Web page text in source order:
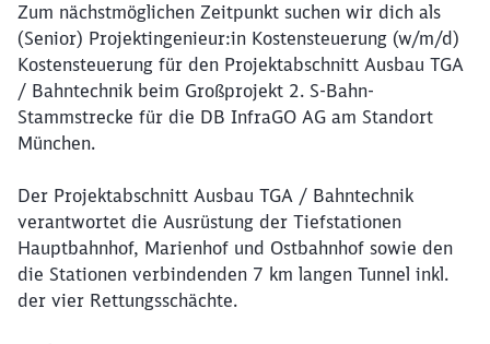
Zum nächstmöglichen Zeitpunkt suchen wir dich als
(Senior) Projektingenieur:in Kostensteuerung (w/m/d)
Kostensteuerung für den Projektabschnitt Ausbau TGA
/ Bahntechnik beim Großprojekt 2. S-Bahn-
Stammstrecke für die DB InfraGO AG am Standort
München.
Der Projektabschnitt Ausbau TGA / Bahntechnik
verantwortet die Ausrüstung der Tiefstationen
Hauptbahnhof, Marienhof und Ostbahnhof sowie den
die Stationen verbindenden 7 km langen Tunnel inkl.
der vier Rettungsschächte.